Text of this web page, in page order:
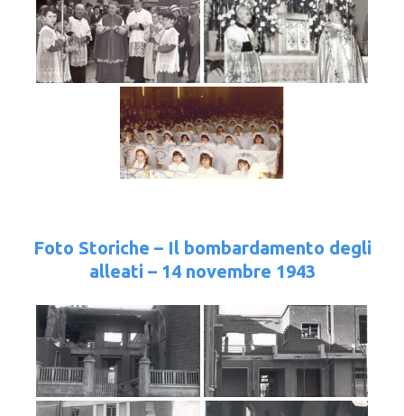
Foto Storiche – Il bombardamento degli
alleati – 14 novembre 1943